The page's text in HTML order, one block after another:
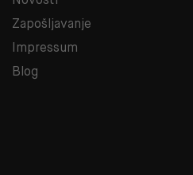
Zapošljavanje
Impressum
Blog